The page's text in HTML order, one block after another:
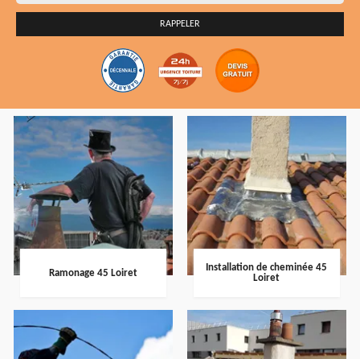
Ramonage 45 Loiret
Installation de cheminée 45
Loiret